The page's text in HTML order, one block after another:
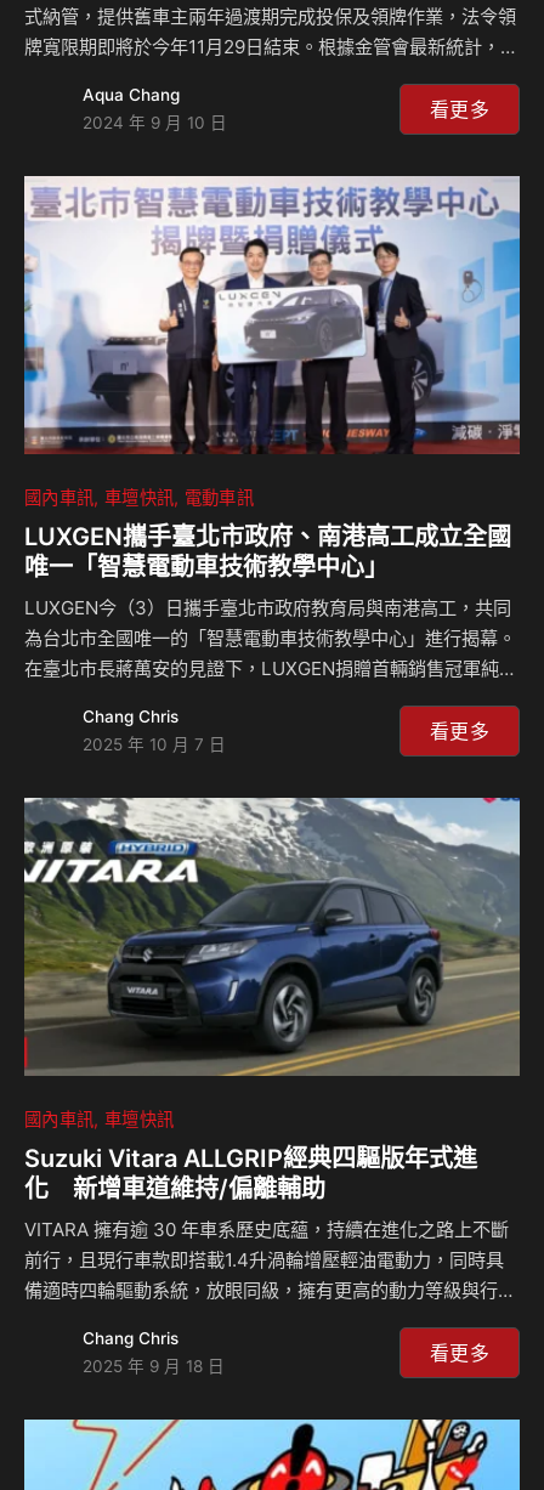
式納管，提供舊車主兩年過渡期完成投保及領牌作業，法令領
牌寬限期即將於今年11月29日結束。根據金管會最新統計，微
月底增加至15.6萬件，但仍有逾六成到七成微型電動二輪車車
主，沒有投保也沒有掛牌。eMOVING貼心提供微型電動二輪
而面臨新台幣1,200元至3,600元的罰款。 提供微型電動二輪
車相關作業服務 作為深耕電動二輪車市場十四年的領導品
牌，eMOVING微型電動車領牌台數自2023年起累積至今達
11,499 台，eMOV…
Aqua Chang
2024 年 9 月 10 日
看更多
國內車訊 車壇快訊 電動車訊
LUXGEN攜手臺北市政府、南港高工成立全國
唯一「智慧電動車技術教學中心」
LUXGEN今（3）日攜手臺北市政府教育局與南港高工，共同
為台北市全國唯一的「智慧電動車技術教學中心」進行揭幕。
在臺北市長蔣萬安的見證下，LUXGEN捐贈首輛銷售冠軍純電
以「產、官、學」三方合作為核心的新世代人才培育基地。
LUXGEN身為台灣自主品牌，始終秉持「在地深耕、永續前
人才培育。自品牌成立以來，LUXGEN已累積捐贈超過60台
車予全台各級學校作為教學資源；而隨著純電時代來臨，今年
更率先捐贈第一台純電休旅n⁷予「智慧電動車技術教學中
心」。活動現場LUXGEN更展示了電動車核心…
Chang Chris
2025 年 10 月 7 日
看更多
國內車訊 車壇快訊
Suzuki Vitara ALLGRIP經典四驅版年式進
化 新增車道維持/偏離輔助
VITARA 擁有逾 30 年車系歷史底蘊，持續在進化之路上不斷
前行，且現行車款即搭載1.4升渦輪增壓輕油電動力，同時具
備適時四輪驅動系統，放眼同級，擁有更高的動力等級與行駛
DSBS II 雙感知器煞車輔助系統，新增 LKA 車道維持輔助及
LDP 車道偏離輔助等智慧安全科技，讓行車守護更周延，全
SUPPORT主動安全系統基礎之上，包含 ACC 主動車距巡航
控制、BSM 車側盲點偵測、RCTA 後方車側警示、Weaving
Chang Chris
2025 年 9 月 18 日
看更多